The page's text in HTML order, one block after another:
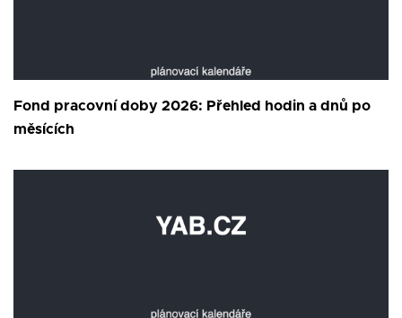
Fond pracovní doby 2026: Přehled hodin a dnů po
měsících